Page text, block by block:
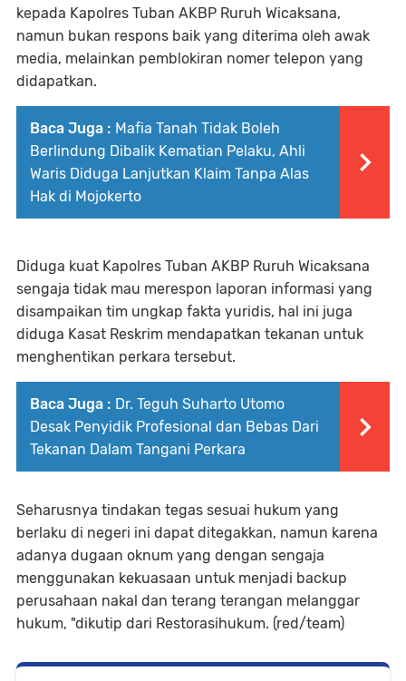
kepada Kapolres Tuban AKBP Ruruh Wicaksana,
namun bukan respons baik yang diterima oleh awak
media, melainkan pemblokiran nomer telepon yang
didapatkan.
Baca Juga : Mafia Tanah Tidak Boleh
Berlindung Dibalik Kematian Pelaku, Ahli
Waris Diduga Lanjutkan Klaim Tanpa Alas
Hak di Mojokerto
Diduga kuat Kapolres Tuban AKBP Ruruh Wicaksana
sengaja tidak mau merespon laporan informasi yang
disampaikan tim ungkap fakta yuridis, hal ini juga
diduga Kasat Reskrim mendapatkan tekanan untuk
menghentikan perkara tersebut.
Baca Juga : Dr. Teguh Suharto Utomo
Desak Penyidik Profesional dan Bebas Dari
Tekanan Dalam Tangani Perkara
Seharusnya tindakan tegas sesuai hukum yang
berlaku di negeri ini dapat ditegakkan, namun karena
adanya dugaan oknum yang dengan sengaja
menggunakan kekuasaan untuk menjadi backup
perusahaan nakal dan terang terangan melanggar
hukum, "dikutip dari Restorasihukum. (red/team)